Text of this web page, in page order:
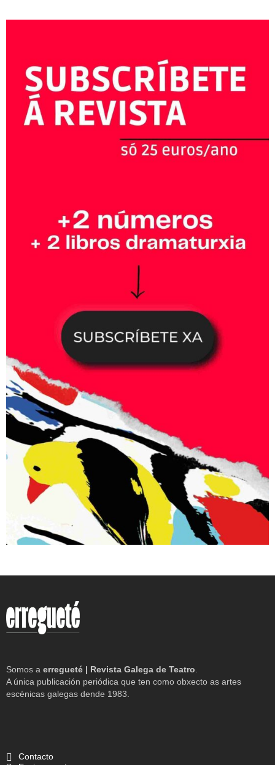
Somos a erregueté | Revista Galega de Teatro
A única publicación periódica que ten como obxecto as artes
escénicas galegas dende 1983.
Contacto